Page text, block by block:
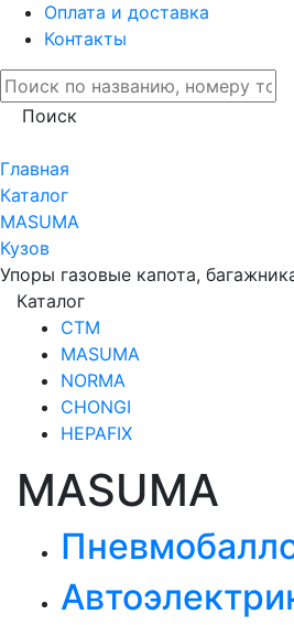
Оплата и доставка
Контакты
Поиск
Главная
Каталог
MASUMA
Кузов
Упоры газовые капота,
Каталог
СТМ
MASUMA
NORMA
CHONGI
HEPAFIX
MASUMA